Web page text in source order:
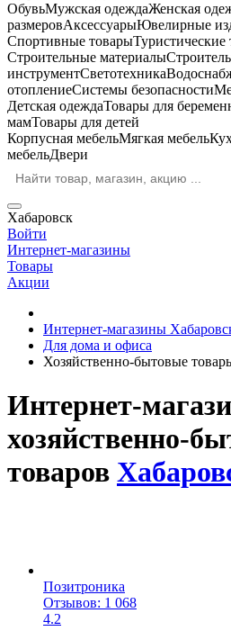
ОбувьМужская одеждаЖенская
размеровАксессуарыЮвелирные
Спортивные товарыТуристические
Строительные материалы
инструментСветотехника
отоплениеСистемы безопасности
Детская одеждаТовары для
мамТовары для детей
Корпусная мебельМягкая мебель
мебельДвери
Хабаровск
Войти
Интернет-магазины
Товары
Акции
Интернет-магазины
Для дома и офиса
Хозяйственно-бытовые
Интернет-
хозяйственно-
товаров
Позитроника
Отзывов: 1 068
4.2